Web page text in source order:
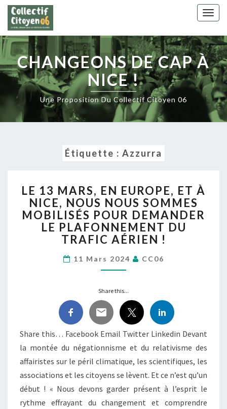
Skip
content
CHANGEONS DE CAP À
NICE !
Une Proposition Du Collectif Citoyen 06
Étiquette : Azzurra
13
MARS,
EN
EUROPE,
ET
À
NICE,
NOUS
SOMMES
MOBILISÉS
POUR
DEMANDER
LE
PLAFONNEMENT
DU
TRAFIC
AÉRIEN
!
LE 13 MARS, EN EUROPE, ET À
NICE, NOUS NOUS SOMMES
MOBILISÉS POUR DEMANDER
LE PLAFONNEMENT DU
TRAFIC AÉRIEN !
11 Mars 2024 CC06
Share this...
Share this… Facebook Email Twitter Linkedin Devant
la montée du négationnisme et du relativisme des
affairistes sur le péril climatique, les scientifiques, les
associations et les citoyens se lèvent. Et ce n’est qu’un
début ! « Nous devons garder présent à l’esprit le
rythme effrayant du changement et comprendre